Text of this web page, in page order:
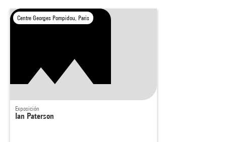
Centre Georges Pompidou, Paris
Exposición
Ian Paterson